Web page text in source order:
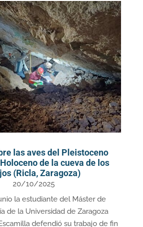
las aves del Pleistoceno
de la cueva de los
(Ricla, Zaragoza)
20/10/2025
la estudiante del Máster de
de la Universidad de Zaragoza
defendió su trabajo de fin